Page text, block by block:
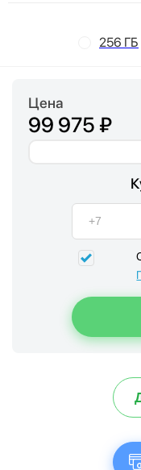
256 ГБ
Цена
99 975 ₽